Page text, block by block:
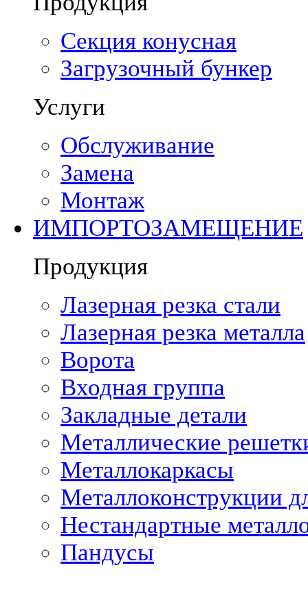
Секция конусная
Загрузочный бункер
Услуги
Обслуживание
Замена
Монтаж
ИМПОРТОЗАМЕЩЕНИЕ
Продукция
Лазерная резка стали
Лазерная резка металла
Ворота
Входная группа
Закладные детали
Металлические
Металлокаркасы
Металлоконструкции
Нестандартные
Пандусы